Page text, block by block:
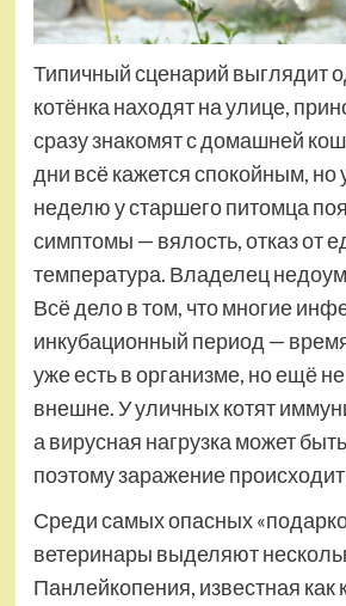
Типичный сценарий выглядит
котёнка находят на улице,
сразу знакомят с домашней
дни всё кажется спокойным, но
неделю у старшего питомца
симптомы — вялость, отказ от
температура. Владелец
Всё дело в том, что многие
инкубационный период —
уже есть в организме, но ещё
внешне. У уличных котят
а вирусная нагрузка может
поэтому заражение
Среди самых опасных
ветеринары выделяют
Панлейкопения, известная как